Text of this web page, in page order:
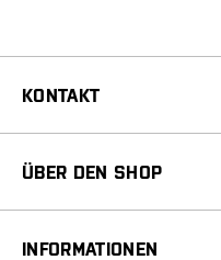
KONTAKT
ÜBER DEN SHOP
INFORMATIONEN